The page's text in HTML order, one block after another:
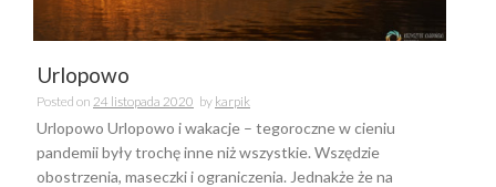
Urlopowo
Posted on 24 listopada 2020 by karpik
Urlopowo Urlopowo i wakacje – tegoroczne w cieniu
pandemii były trochę inne niż wszystkie. Wszędzie
obostrzenia, maseczki i ograniczenia. Jednakże że na